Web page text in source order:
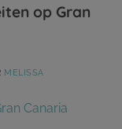
op Gran
MELISSA